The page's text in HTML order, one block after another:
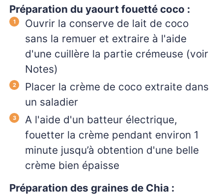
Préparation du yaourt fouetté coco :
Ouvrir la conserve de lait de coco
sans la remuer et extraire à l'aide
d'une cuillère la partie crémeuse (voir
Notes)
Placer la crème de coco extraite dans
un saladier
A l'aide d'un batteur électrique,
fouetter la crème pendant environ 1
minute jusqu’à obtention d'une belle
crème bien épaisse
Préparation des graines de Chia :